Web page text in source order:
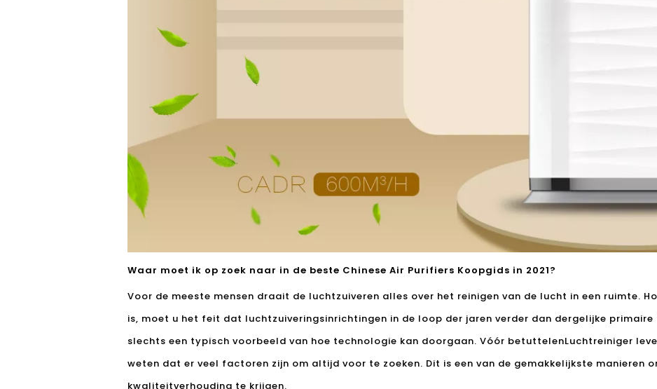
Waar moet ik op zoek naar in de beste Chinese Air Purifiers Koopgids in 2021?
Voor de meeste mensen draait de luchtzuiveren alles over het reinigen van de lucht in een ruimte.
is, moet u het feit dat luchtzuiveringsinrichtingen in de loop der jaren verder dan dergelijke primaire
slechts een typisch voorbeeld van hoe technologie kan doorgaan. Vóór betuttelenLuchtreiniger
weten dat er veel factoren zijn om altijd voor te zoeken. Dit is een van de gemakkelijkste manieren
kwaliteitverhouding te krijgen.